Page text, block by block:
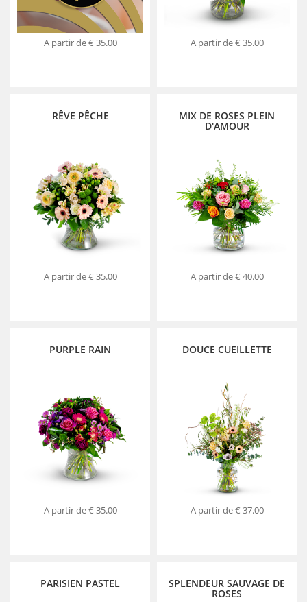
A partir de€ 35.00 A partir de€ 35.00
RÊVE PÊCHE
A partir de€ 35.00
MIX DE ROSES PLEIN
D'AMOUR
A partir de€ 40.00
PURPLE RAIN
A partir de€ 35.00
DOUCE CUEILLETTE
A partir de€ 37.00
PARISIEN PASTEL SPLENDEUR SAUVAGE DE
ROSES